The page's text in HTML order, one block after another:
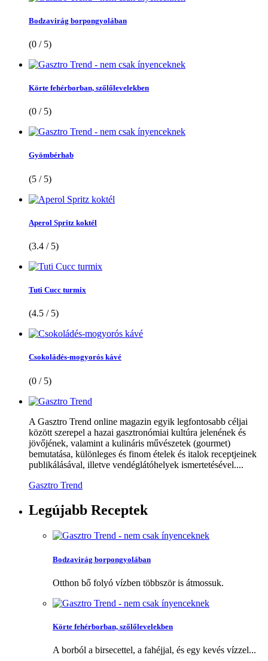
Bodzavirág borpongyolában
(0 / 5)
Körte fehérborban, szőlőlevelekben
(0 / 5)
Gyömbérhab
(5 / 5)
Aperol Spritz koktél
(3.4 / 5)
Tuti Cucc turmix
(4.5 / 5)
Csokoládés-mogyorós kávé
(0 / 5)
A Gasztro Trend online magazin egyik legfontosabb céljai
között szerepel a hazai gasztronómiai kultúra jelenének és
jövőjének, valamint a kulináris művészetek (gourmet)
bemutatása, különleges és finom ételek és italok receptjeinek
publikálásával, illetve vendéglátóhelyek ismertetésével....
Gasztro Trend
Legújabb Receptek
Bodzavirág borpongyolában
Otthon bő folyó vízben többször is átmossuk.
Körte fehérborban, szőlőlevelekben
A borból a birsecettel, a fahéjjal, és egy kevés vízzel...